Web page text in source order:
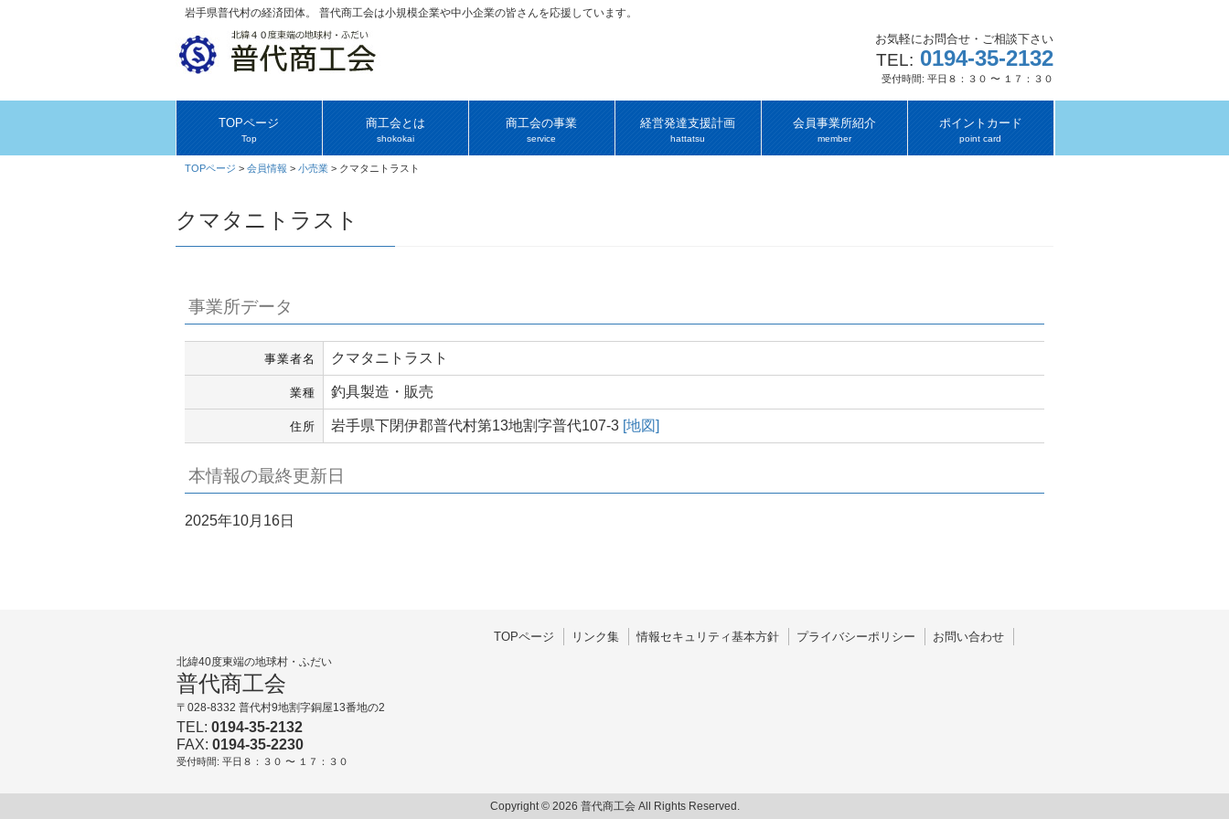
岩手県普代村の経済団体。 普代商工会は小規模企業や中小企業の皆さんを応援しています。
お気軽にお問合せ・ご相談下さい
TEL: 0194-35-2132
受付時間: 平日８：３０ 〜 １７：３０
TOPページ
Top
商工会とは
shokokai
商工会の事業
service
経営発達支援計画
hattatsu
会員事業所紹介
member
ポイントカード
point card
TOPページ > 会員情報 > 小売業 > クマタニトラスト
クマタニトラスト
事業所データ
事業者名 クマタニトラスト
業種 釣具製造・販売
住所 岩手県下閉伊郡普代村第13地割字普代107-3 [地図]
本情報の最終更新日
2025年10月16日
TOPページ リンク集 情報セキュリティ基本方針 プライバシーポリシー お問い合わせ
北緯40度東端の地球村・ふだい
普代商工会
〒028-8332 普代村9地割字銅屋13番地の2
TEL: 0194-35-2132
FAX: 0194-35-2230
受付時間: 平日８：３０ 〜 １７：３０
Copyright © 2026 普代商工会 All Rights Reserved.